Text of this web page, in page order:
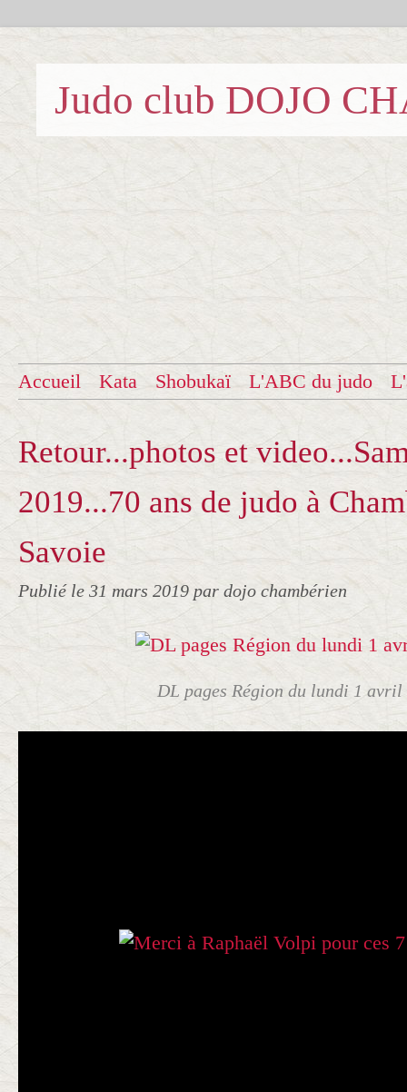
Judo club DOJO
Accueil Kata Shobukaï L'ABC du judo
Retour...photos et
2019...70 ans de judo à
Savoie
Publié le 31 mars 2019 par dojo chambérien
DL pages Région du lundi 1 avril